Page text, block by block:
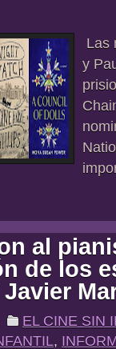
Las
y
al
de los
EL CINE SIN
,